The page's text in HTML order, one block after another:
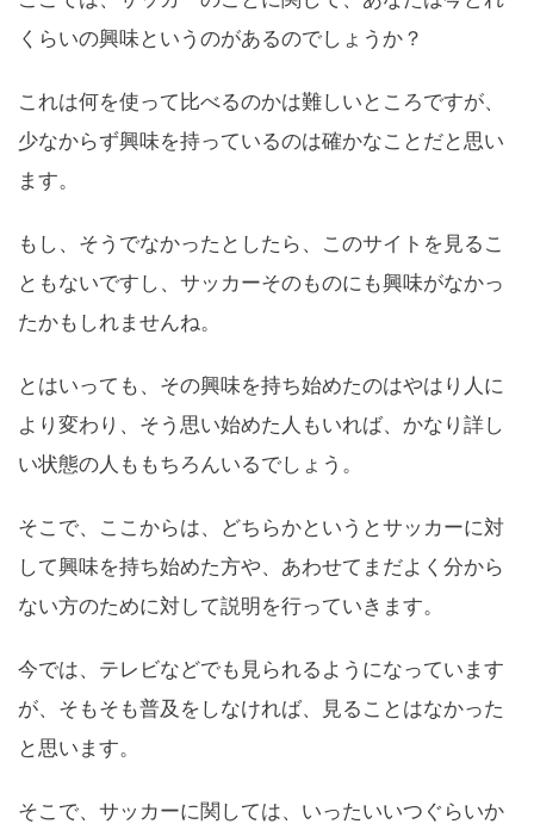
くらいの興味というのがあるのでしょうか？
これは何を使って比べるのかは難しいところですが、
少なからず興味を持っているのは確かなことだと思い
ます。
もし、そうでなかったとしたら、このサイトを見るこ
ともないですし、サッカーそのものにも興味がなかっ
たかもしれませんね。
とはいっても、その興味を持ち始めたのはやはり人に
より変わり、そう思い始めた人もいれば、かなり詳し
い状態の人ももちろんいるでしょう。
そこで、ここからは、どちらかというとサッカーに対
して興味を持ち始めた方や、あわせてまだよく分から
ない方のために対して説明を行っていきます。
今では、テレビなどでも見られるようになっています
が、そもそも普及をしなければ、見ることはなかった
と思います。
そこで、サッカーに関しては、いったいいつぐらいか